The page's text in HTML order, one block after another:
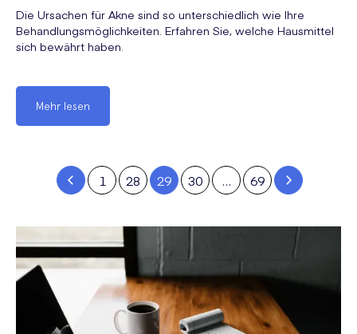
Die Ursachen für Akne sind so unterschiedlich wie Ihre
Behandlungsmöglichkeiten. Erfahren Sie, welche Hausmittel
sich bewährt haben.
Mehr lesen
1 28 29 30 … 69